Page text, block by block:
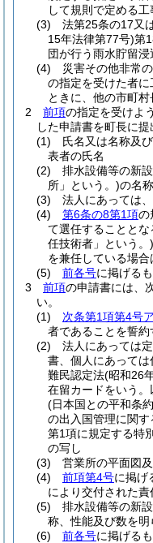
して規則で定める工
(3)
法第25条の17又
15年法律第77号)第
団が行う雨水貯留
(4)
災害その他非常
の指定を受けた者
ときに、他の市町
2
前項の指定を受けよ
した申請書を町長に提
(1)
氏名又は名称及
表者の氏名
(2)
排水設備等の新
所」という。)の名
(3)
法人にあっては
(4)
第6条の8第1項の
て選任することと
任技術者」という。)
を兼任している場合
(5)
前各号に掲げる
3
前項の申請書には、
い。
(1)
次条第1項第4号ア
者であることを誓約
(2)
法人にあっては
書、個人にあって
難民認定法(昭和26
在留カードをいう。
(日本国との平和条
の出入国管理に関す
第1項に規定する特
の写し
(3)
営業所の平面図
(4)
前項第4号に掲げ
により交付された
(5)
排水設備等の新
称、性能及び数を
(6)
前各号に掲げる